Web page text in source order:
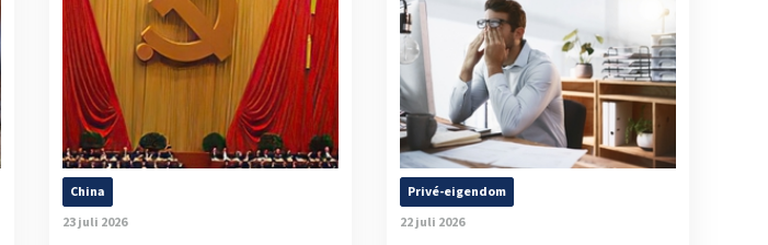
China
23 juli 2026
Privé-eigendom
22 juli 2026